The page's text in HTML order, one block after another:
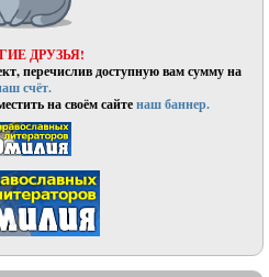
ДРУЗЬЯ!
перечислив доступную вам сумму на
счёт.
на своём сайтенаш баннер.